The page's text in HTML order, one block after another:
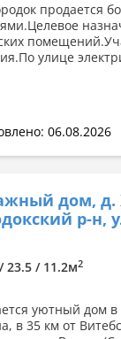
продается
улице
06.08.2026
дом, д.
р-н,
23.5 / 11.2м2
уютный дом в
в 35 км от